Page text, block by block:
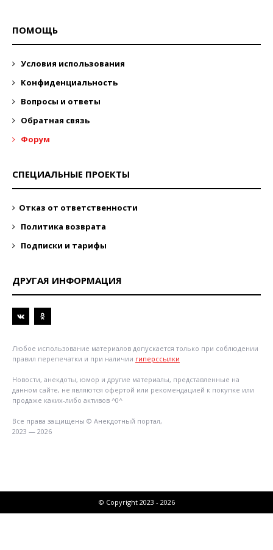
ПОМОЩЬ
Условия использования
Конфиденциальность
Вопросы и ответы
Обратная связь
Форум
СПЕЦИАЛЬНЫЕ ПРОЕКТЫ
Отказ от ответственности
Политика возврата
Подписки и тарифы
ДРУГАЯ ИНФОРМАЦИЯ
Любое использование материалов допускается только при соблюдении
правил перепечатки и при наличии гиперссылки
Новости, анекдоты, юмор и другие материалы, представленные на
данном сайте, не являются офертой или рекомендацией к покупке или
продаже каких-либо активов ^0^
Все права защищены © Анекдотный портал,
2023 — 2026
© Copyright 2023 - 2026